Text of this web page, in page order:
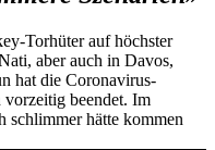
Torhüter auf höchster
aber auch in Davos,
hat die Coronavirus-
vorzeitig beendet. Im
schlimmer hätte kommen